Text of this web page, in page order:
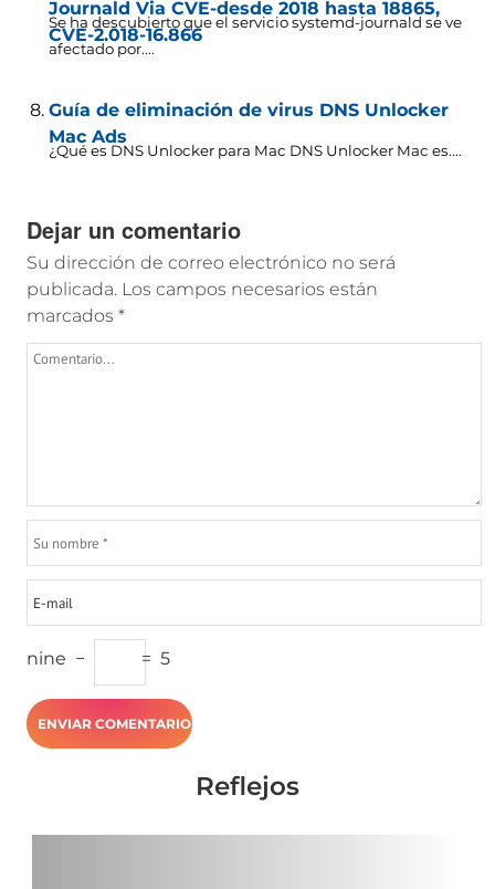
Journald Via CVE-desde 2018 hasta 18865,
CVE-2.018-16.866
Se ha descubierto que el servicio systemd-journald se ve
afectado por....
Guía de eliminación de virus DNS Unlocker
Mac Ads
¿Qué es DNS Unlocker para Mac DNS Unlocker Mac es....
Dejar un comentario
Su dirección de correo electrónico no será
publicada. Los campos necesarios están
marcados *
nine − = 5
Reflejos